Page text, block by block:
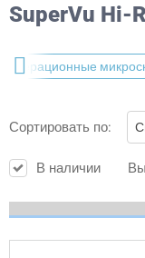
SuperVu Hi-
Операционные
Сортировать по:
В наличии